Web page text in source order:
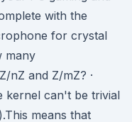
with the
for crystal
many
nZ and Z/mZ? ·
kernel can't be trivial
means that